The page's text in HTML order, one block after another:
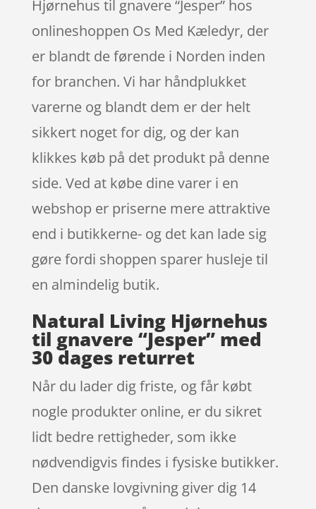
Hjørnehus til gnavere “Jesper” hos
onlineshoppen Os Med Kæledyr, der
er blandt de førende i Norden inden
for branchen. Vi har håndplukket
varerne og blandt dem er der helt
sikkert noget for dig, og der kan
klikkes køb på det produkt på denne
side. Ved at købe dine varer i en
webshop er priserne mere attraktive
end i butikkerne- og det kan lade sig
gøre fordi shoppen sparer husleje til
en almindelig butik.
Natural Living Hjørnehus
til gnavere “Jesper” med
30 dages returret
Når du lader dig friste, og får købt
nogle produkter online, er du sikret
lidt bedre rettigheder, som ikke
nødvendigvis findes i fysiske butikker.
Den danske lovgivning giver dig 14